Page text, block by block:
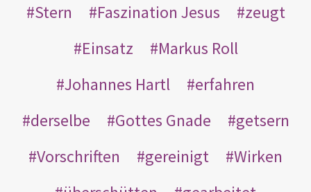
Stern
Faszination Jesus
zeugt
Einsatz
Markus Roll
Johannes Hartl
erfahren
derselbe
Gottes Gnade
getsern
Vorschriften
gereinigt
Wirken